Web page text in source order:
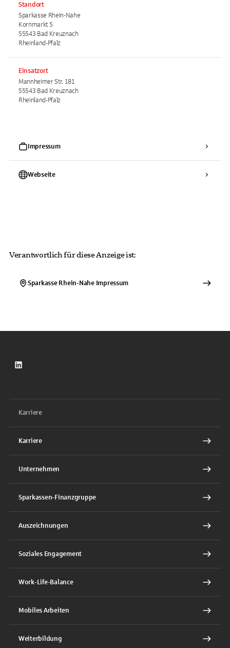
Standort
Sparkasse Rhein-Nahe
Kornmarkt 5
55543 Bad Kreuznach
Rheinland-Pfalz
Einsatzort
Mannheimer Str. 181
55543 Bad Kreuznach
Rheinland-Pfalz
Impressum
Webseite
Verantwortlich für diese Anzeige ist:
Sparkasse Rhein-NaheImpressum
LinkedIn
Karriere
Karriere
Unternehmen
Sparkassen-Finanzgruppe
Auszeichnungen
Soziales Engagement
Work-Life-Balance
Mobiles Arbeiten
Weiterbildung